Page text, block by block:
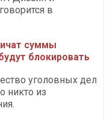
в
суммы
блокировать
уголовных дел
никто из